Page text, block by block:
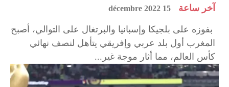
آخر ساعة 15 décembre 2022
بفوزه على بلجيكا وإسبانيا والبرتغال على التوالي، أصبح
المغرب أول بلد عربي وإفريقي يتأهل لنصف نهائي
كأس العالم، مما أثار موجة غير...